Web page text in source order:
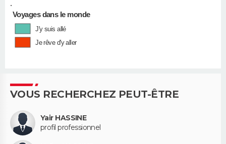
•
Voyages dans le monde
J'y suis allé
Je rêve d'y aller
VOUS RECHERCHEZ PEUT-ÊTRE
Yair HASSINE
profil professionnel